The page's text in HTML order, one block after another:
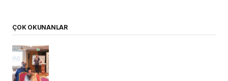
ÇOK OKUNANLAR